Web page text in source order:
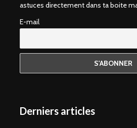
astuces directement dans ta boite
E-mail
Derniers articles